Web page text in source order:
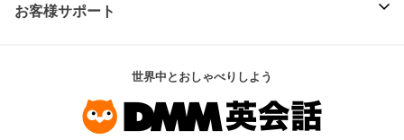
お客様サポート
世界中とおしゃべりしよう